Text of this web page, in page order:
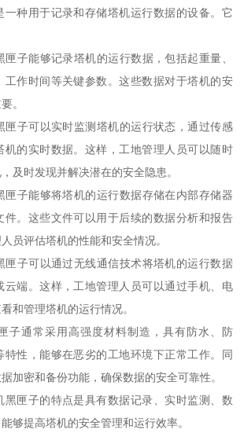
一种用于记录和存储塔机运行数据的设备。它
匣子能够记录塔机的运行数据，包括起重量、
工作时间等关键参数。这些数据对于塔机的安
。
匣子可以实时监测塔机的运行状态，通过传感
机的实时数据。这样，工地管理人员可以随时
及时发现并解决潜在的安全隐患。
匣子能够将塔机的运行数据存储在内部存储器
件。这些文件可以用于后续的数据分析和报告
员评估塔机的性能和安全情况。
匣子可以通过无线通信技术将塔机的运行数据
云端。这样，工地管理人员可以通过手机、电
和管理塔机的运行情况。
子通常采用高强度材料制造，具有防水、防
特性，能够在恶劣的工地环境下正常工作。同
加密和备份功能，确保数据的安全可靠性。
黑匣子的特点是具有数据记录、实时监测、数
够提高塔机的安全管理和运行效率。